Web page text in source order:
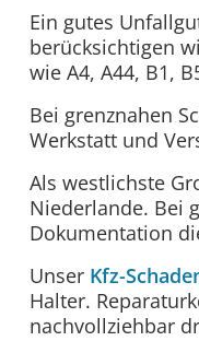
Ein gutes
berücksichtigen
wie A4, A44, B1,
Bei grenznahen
Werkstatt und
Als westlichste
Niederlande. Bei
Dokumentation
Unser Kfz-
Halter.
nachvollziehbar